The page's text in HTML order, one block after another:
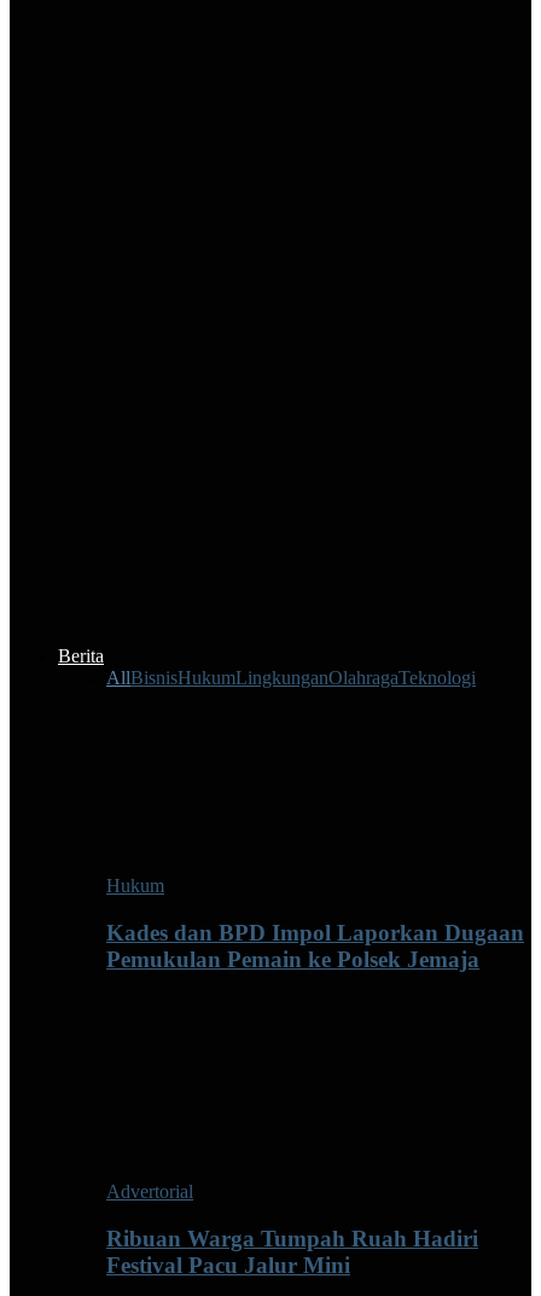
Berita
AllBisnisHukumLingkunganOlahragaTeknologi
Hukum
Kades dan BPD Impol Laporkan Dugaan
Pemukulan Pemain ke Polsek Jemaja
Advertorial
Ribuan Warga Tumpah Ruah Hadiri
Festival Pacu Jalur Mini